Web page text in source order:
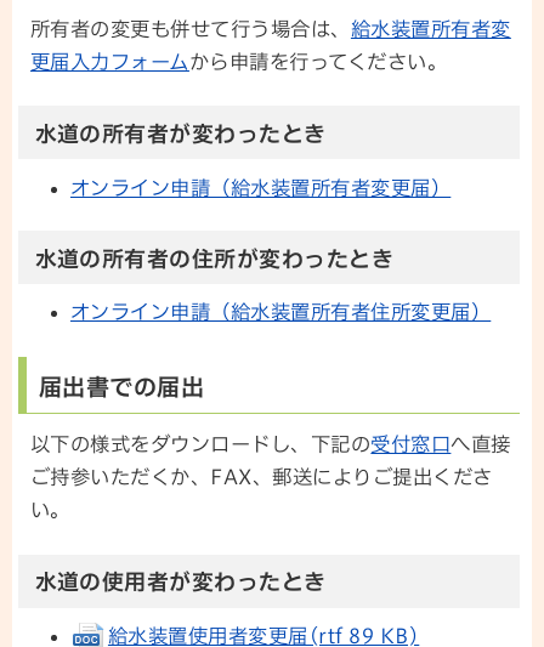
所有者の変更も併せて行う場合は、 給水装置所有者変
更届入力フォーム から申請を行ってください。
水道の所有者が変わったとき
オンライン申請（給水装置所有者変更届）
水道の所有者の住所が変わったとき
オンライン申請（給水装置所有者住所変更届）
届出書での届出
以下の様式をダウンロードし、下記の受付窓口へ直接
ご持参いただくか、FAX、郵送によりご提出くださ
い。
水道の使用者が変わったとき
給水装置使用者変更届(rtf 89 KB)